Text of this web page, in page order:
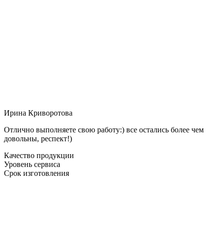
Ирина Криворотова
Отлично выполняете свою работу:) все остались более чем
довольны, респект!)
Качество продукции
Уровень сервиса
Срок изготовления